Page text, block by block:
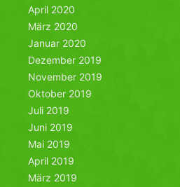
April 2020
März 2020
Januar 2020
Dezember 2019
November 2019
Oktober 2019
Juli 2019
Juni 2019
Mai 2019
April 2019
März 2019